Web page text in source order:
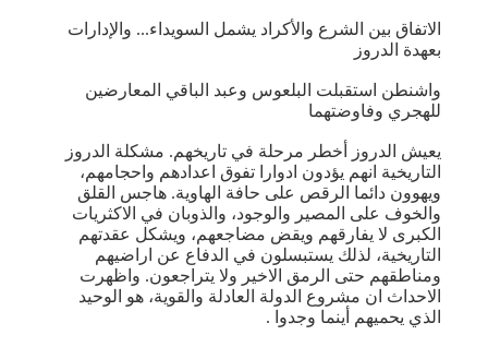
الاتفاق بين الشرع والأكراد يشمل السويداء... والإدارات
بعهدة الدروز
واشنطن استقبلت البلعوس وعبد الباقي المعارضين
للهجري وفاوضتهما
يعيش الدروز أخطر مرحلة في تاريخهم. مشكلة الدروز
التاريخية انهم يؤدون ادوارا تفوق اعدادهم واحجامهم،
ويهوون دائما الرقص على حافة الهاوية. هاجس القلق
والخوف على المصير والوجود، والذوبان في الاكثريات
الكبرى لا يفارقهم ويقض مضاجعهم، ويشكل عقدتهم
التاريخية، لذلك يستبسلون في الدفاع عن اراضيهم
ومناطقهم حتى الرمق الاخير ولا يتراجعون. واظهرت
الاحداث ان مشروع الدولة العادلة والقوية، هو الوحيد
الذي يحميهم أينما وجدوا .